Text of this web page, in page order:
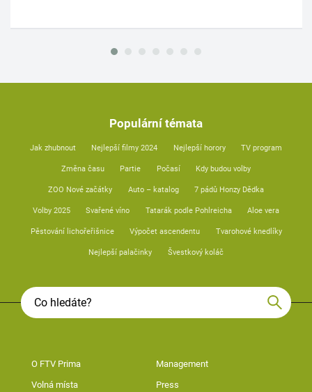
Populární témata
Jak zhubnout Nejlepší filmy 2024 Nejlepší horory TV program
Změna času Partie Počasí Kdy budou volby
ZOO Nové začátky Auto – katalog 7 pádů Honzy Dědka
Volby 2025 Svařené víno Tatarák podle Pohlreicha Aloe vera
Pěstování lichořeřišnice Výpočet ascendentu Tvarohové knedlíky
Nejlepší palačinky Švestkový koláč
O FTV Prima Management
Volná místa Press